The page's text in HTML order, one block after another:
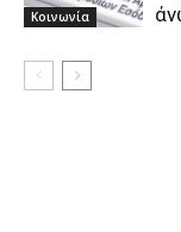
Κοινωνία